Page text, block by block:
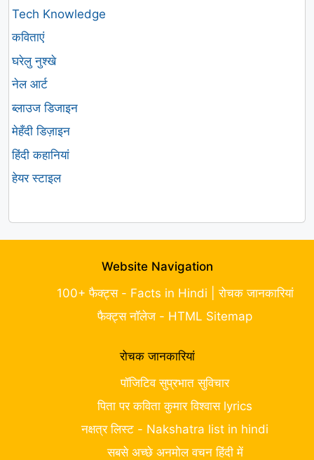
Tech Knowledge
कविताएं
घरेलु नुश्खे
नेल आर्ट
ब्लाउज डिजाइन
मेहँदी डिज़ाइन
हिंदी कहानियां
हेयर स्टाइल
Website Navigation
100+ फैक्ट्स - Facts in Hindi | रोचक जानकारियां
फैक्ट्स नॉलेज - HTML Sitemap
रोचक जानकारियां
पॉजिटिव सुप्रभात सुविचार
पिता पर कविता कुमार विश्वास lyrics
नक्षत्र लिस्ट - Nakshatra list in hindi
सबसे अच्छे अनमोल वचन हिंदी में